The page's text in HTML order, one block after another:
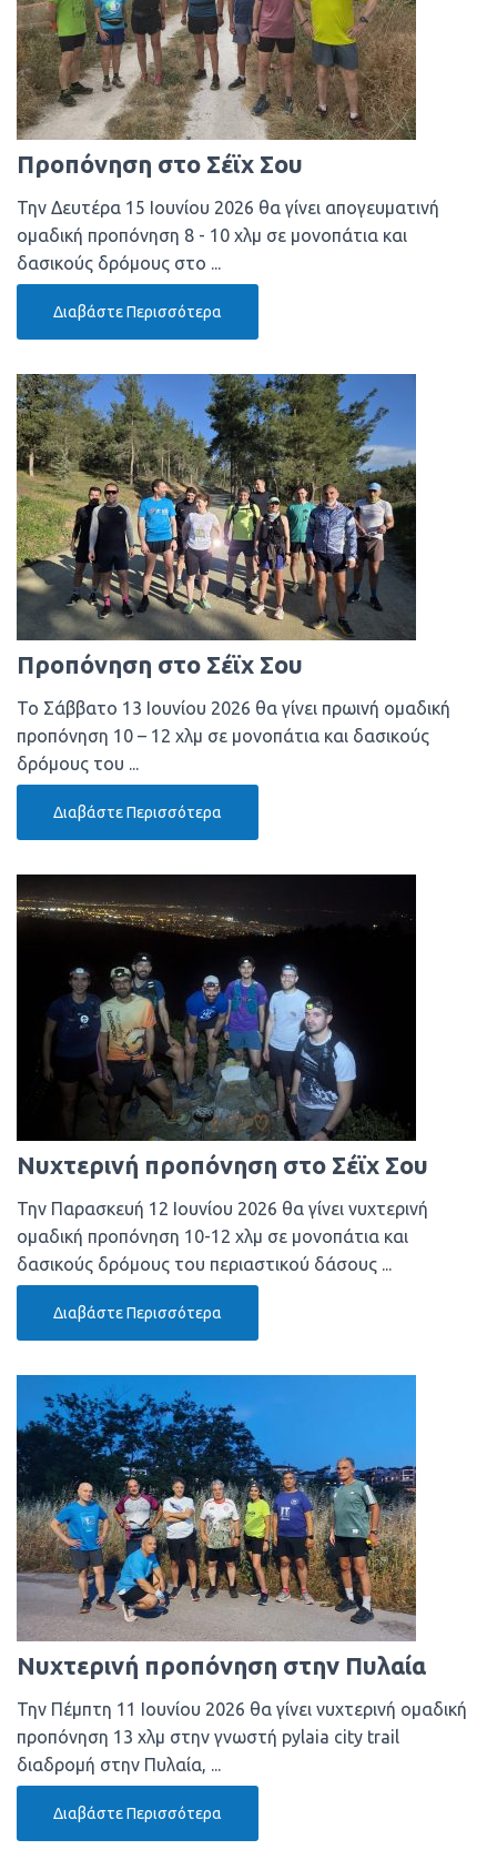
Προπόνηση στο Σέϊχ Σου
Την Δευτέρα 15 Ιουνίου 2026 θα γίνει απογευματινή
ομαδική προπόνηση 8 - 10 χλμ σε μονοπάτια και
δασικούς δρόμους στο ...
Διαβάστε Περισσότερα
Προπόνηση στο Σέϊχ Σου
Το Σάββατο 13 Ιουνίου 2026 θα γίνει πρωινή ομαδική
προπόνηση 10 – 12 χλμ σε μονοπάτια και δασικούς
δρόμους του ...
Διαβάστε Περισσότερα
Νυχτερινή προπόνηση στο Σέϊχ Σου
Την Παρασκευή 12 Ιουνίου 2026 θα γίνει νυχτερινή
ομαδική προπόνηση 10-12 χλμ σε μονοπάτια και
δασικούς δρόμους του περιαστικού δάσους ...
Διαβάστε Περισσότερα
Νυχτερινή προπόνηση στην Πυλαία
Την Πέμπτη 11 Ιουνίου 2026 θα γίνει νυχτερινή ομαδική
προπόνηση 13 χλμ στην γνωστή pylaia city trail
διαδρομή στην Πυλαία, ...
Διαβάστε Περισσότερα